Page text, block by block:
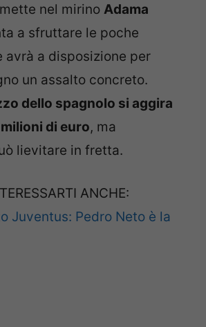
mette nel mirino Adama
a sfruttare le poche
avrà a disposizione per
un assalto concreto.
dello spagnolo si aggira
di euro, ma
lievitare in fretta.
ANCHE:
Juventus: Pedro Neto è la